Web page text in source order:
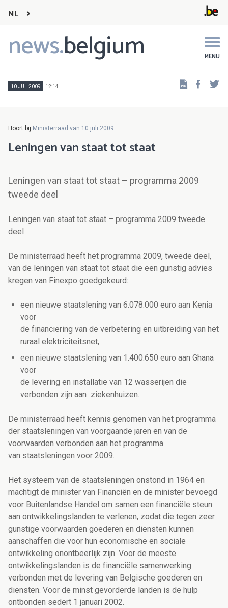
NL
news.belgium MENU
Main
navigation
10 JUL 2009 12:14
Hoort bij Ministerraad van 10 juli 2009
Leningen van staat tot staat
Leningen van staat tot staat – programma 2009
tweede deel
Leningen van staat tot staat – programma 2009 tweede
deel
De ministerraad heeft het programma 2009, tweede deel,
van de leningen van staat tot staat die een gunstig advies
kregen van Finexpo goedgekeurd:
een nieuwe staatslening van 6.078.000 euro aan Kenia
voor
de financiering van de verbetering en uitbreiding van het
ruraal elektriciteitsnet,
een nieuwe staatslening van 1.400.650 euro aan Ghana
voor
de levering en installatie van 12 wasserijen die
verbonden zijn aan ziekenhuizen.
De ministerraad heeft kennis genomen van het programma
der staatsleningen van voorgaande jaren en van de
voorwaarden verbonden aan het programma
van staatsleningen voor 2009.
Het systeem van de staatsleningen onstond in 1964 en
machtigt de minister van Financiën en de minister bevoegd
voor Buitenlandse Handel om samen een financiële steun
aan ontwikkelingslanden te verlenen, zodat die tegen zeer
gunstige voorwaarden goederen en diensten kunnen
aanschaffen die voor hun economische en sociale
ontwikkeling onontbeerlijk zijn. Voor de meeste
ontwikkelingslanden is de financiële samenwerking
verbonden met de levering van Belgische goederen en
diensten. Voor de minst gevorderde landen is de hulp
ontbonden sedert 1 januari 2002.